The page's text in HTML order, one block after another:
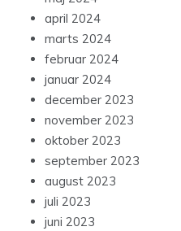
april 2024
marts 2024
februar 2024
januar 2024
december 2023
november 2023
oktober 2023
september 2023
august 2023
juli 2023
juni 2023